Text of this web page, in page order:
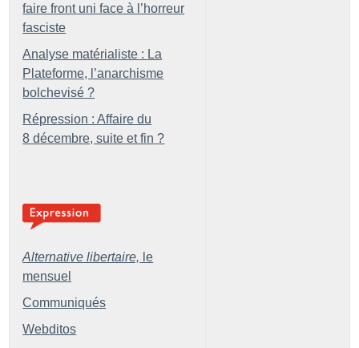
faire front uni face à l’horreur
fasciste
Analyse matérialiste : La
Plateforme, l’anarchisme
bolchevisé ?
Répression : Affaire du
8 décembre, suite et fin ?
Alternative libertaire, le
mensuel
Communiqués
Webditos